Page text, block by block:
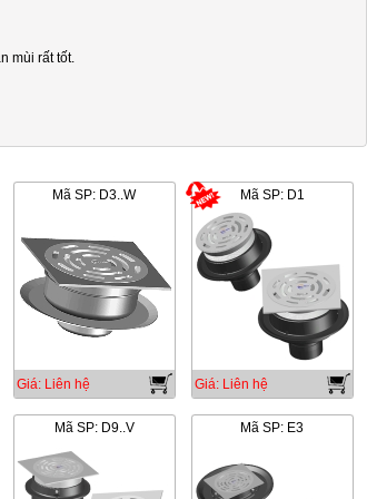
mùi rất tốt.
Mã SP: D3..W
Giá: Liên hệ
Mã SP: D1
Giá: Liên hệ
Mã SP: D9..V Mã SP: E3